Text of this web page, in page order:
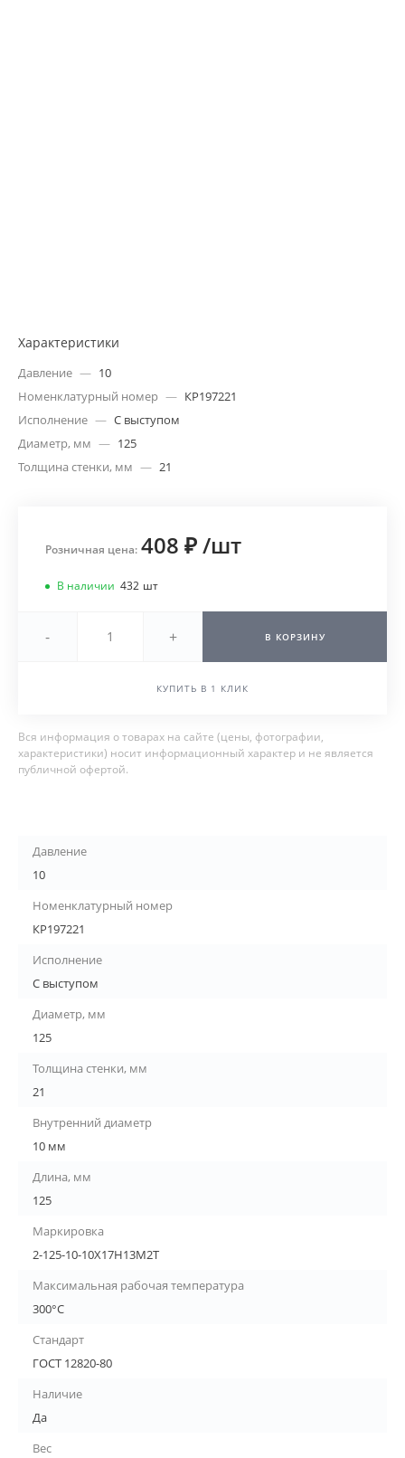
Характеристики
Давление — 10
Номенклатурный номер — КР197221
Исполнение — С выступом
Диаметр, мм — 125
Толщина стенки, мм — 21
Розничная цена: 408 ₽/шт
В наличии 432 шт
- + В КОРЗИНУ
КУПИТЬ В 1 КЛИК
Вся информация о товарах на сайте (цены, фотографии,
характеристики) носит информационный характер и не является
публичной офертой.
Давление
10
Номенклатурный номер
КР197221
Исполнение
С выступом
Диаметр, мм
125
Толщина стенки, мм
21
Внутренний диаметр
10 мм
Длина, мм
125
Маркировка
2-125-10-10Х17Н13М2Т
Максимальная рабочая температура
300°С
Стандарт
ГОСТ 12820-80
Наличие
Да
Вес